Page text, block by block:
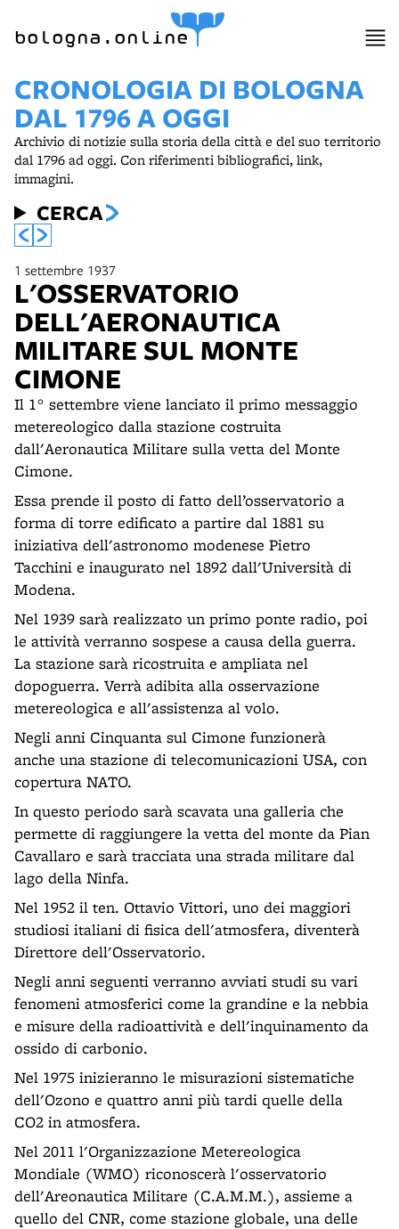
bologna.online
CRONOLOGIA DI BOLOGNA
DAL 1796 A OGGI
Archivio di notizie sulla storia della città e del suo territorio
dal 1796 ad oggi. Con riferimenti bibliografici, link,
immagini.
CERCA
1 settembre 1937
L'OSSERVATORIO
DELL'AERONAUTICA
MILITARE SUL MONTE
CIMONE
Il 1° settembre viene lanciato il primo messaggio
metereologico dalla stazione costruita
dall'Aeronautica Militare sulla vetta del Monte
Cimone.
Essa prende il posto di fatto dell’osservatorio a
forma di torre edificato a partire dal 1881 su
iniziativa dell'astronomo modenese Pietro
Tacchini e inaugurato nel 1892 dall'Università di
Modena.
Nel 1939 sarà realizzato un primo ponte radio, poi
le attività verranno sospese a causa della guerra.
La stazione sarà ricostruita e ampliata nel
dopoguerra. Verrà adibita alla osservazione
metereologica e all'assistenza al volo.
Negli anni Cinquanta sul Cimone funzionerà
anche una stazione di telecomunicazioni USA, con
copertura NATO.
In questo periodo sarà scavata una galleria che
permette di raggiungere la vetta del monte da Pian
Cavallaro e sarà tracciata una strada militare dal
lago della Ninfa.
Nel 1952 il ten. Ottavio Vittori, uno dei maggiori
studiosi italiani di fisica dell'atmosfera, diventerà
Direttore dell'Osservatorio.
Negli anni seguenti verranno avviati studi su vari
fenomeni atmosferici come la grandine e la nebbia
e misure della radioattività e dell'inquinamento da
ossido di carbonio.
Nel 1975 inizieranno le misurazioni sistematiche
dell'Ozono e quattro anni più tardi quelle della
CO2 in atmosfera.
Nel 2011 l'Organizzazione Metereologica
Mondiale (WMO) riconoscerà l'osservatorio
dell'Areonautica Militare (C.A.M.M.), assieme a
quello del CNR, come stazione globale, una delle